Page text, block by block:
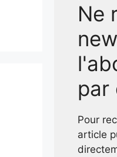
Ne
par
Pour
article